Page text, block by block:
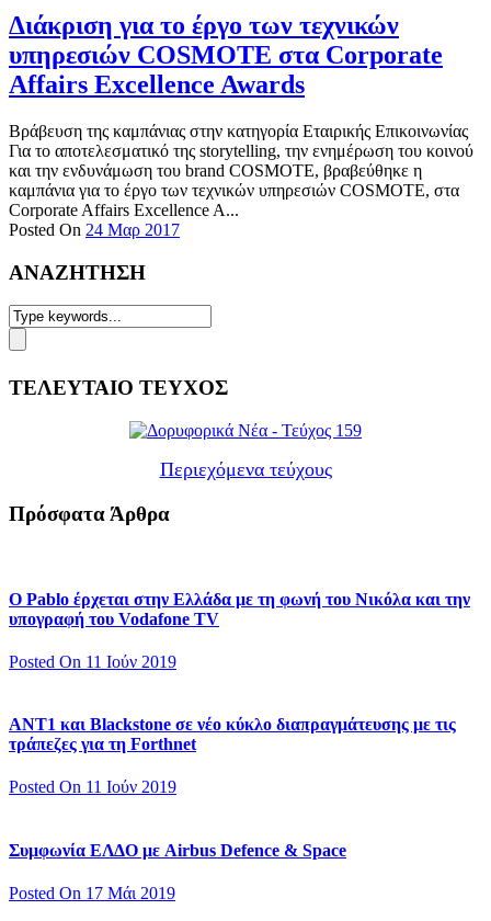
Διάκριση για το έργο των τεχνικών
υπηρεσιών COSMOTE στα Corporate
Affairs Excellence Awards
Βράβευση της καμπάνιας στην κατηγορία Εταιρικής Επικοινωνίας
Για το αποτελεσματικό της storytelling, την ενημέρωση του κοινού
και την ενδυνάμωση του brand COSMOTE, βραβεύθηκε η
καμπάνια για το έργο των τεχνικών υπηρεσιών COSMOTE, στα
Corporate Affairs Excellence A...
Posted On 24 Μαρ 2017
ΑΝΑΖΗΤΗΣΗ
ΤΕΛΕΥΤΑΙΟ ΤΕΥΧΟΣ
Περιεχόμενα τεύχους
Πρόσφατα Άρθρα
Ο Pablo έρχεται στην Ελλάδα με τη φωνή του Νικόλα και την
υπογραφή του Vodafone TV
Posted On 11 Ιούν 2019
ΑΝΤ1 και Blackstone σε νέο κύκλο διαπραγμάτευσης με τις
τράπεζες για τη Forthnet
Posted On 11 Ιούν 2019
Συμφωνία ΕΛΔΟ με Airbus Defence & Space
Posted On 17 Μάι 2019